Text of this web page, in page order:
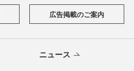
広告掲載のご案内
ニュース